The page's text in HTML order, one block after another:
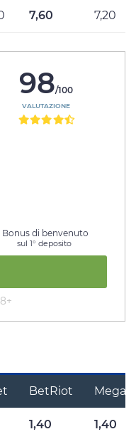
7,60 7,20
98/100
VALUTAZIONE
Bonus di benvenuto
sul 1° deposito
BetRiot
1,40 1,40